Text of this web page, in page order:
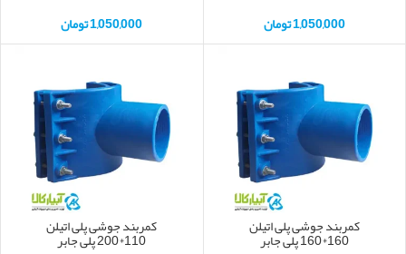
1,050,000تومان
1,050,000تومان
کمربند جوشی پلی اتیلن
160*160 پلی جابر
کمربند جوشی پلی اتیلن
110*200 پلی جابر